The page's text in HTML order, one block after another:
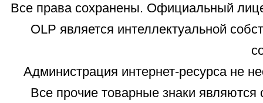
Все права сохранены. Официальный
OLP является интеллектуальной
Администрация интернет-ресурса не
Все прочие товарные знаки